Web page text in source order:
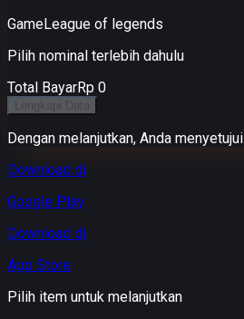
GameLeague of legends
Pilih nominal terlebih dahulu
Total BayarRp 0
Lengkapi Data
Dengan melanjutkan, Anda menyetujui
Download di
Google Play
Download di
App Store
Pilih item untuk melanjutkan